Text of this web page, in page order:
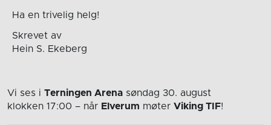
Ha en trivelig helg!
Skrevet av
Hein S. Ekeberg
Vi ses i Terningen Arena søndag 30. august
klokken 17:00 – når Elverum møter Viking TIF!